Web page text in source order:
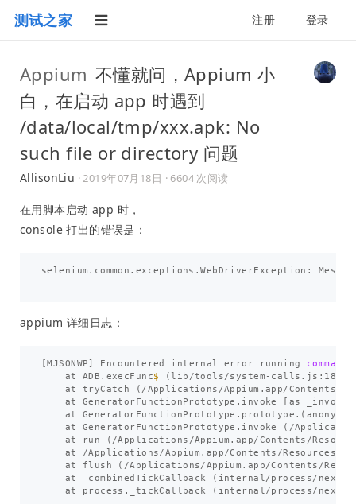
测试之家 注册 登录
Appium 不懂就问，Appium 小
白，在启动 app 时遇到
/data/local/tmp/xxx.apk: No
such file or directory 问题
AllisonLiu ·2019年07月18日 · 6604 次阅读
在用脚本启动 app 时，
console 打出的错误是：
selenium.common.exceptions.WebDriverException:
appium 详细日志：
[MJSONWP] Encountered internal error running command
    at ADB.execFunc
$ ( lib/tools/system-
    at tryCatch
( /Applications/Appium.app/Contents/
    at GeneratorFunctionPrototype.invoke
[ as
    at GeneratorFunctionPrototype.prototype.
(
    at GeneratorFunctionPrototype.invoke
( /
    at run
( /Applications/Appium.app/Contents/
at /Applications/Appium.app/Contents/Resources/
    at flush
( /Applications/Appium.app/Contents/
    at _combinedTickCallback
( internal/process/
    at process._tickCallback
( internal/process/